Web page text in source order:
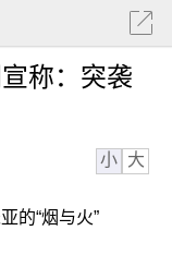
称：突袭
小 大
的“烟与火”‍